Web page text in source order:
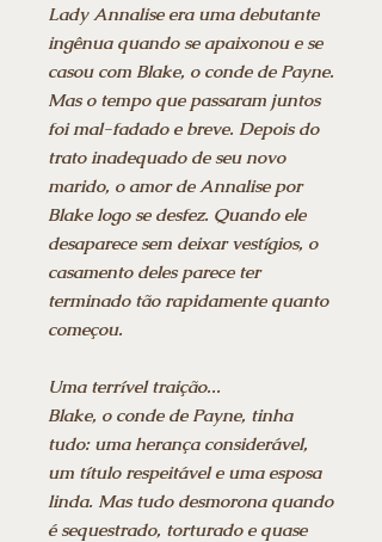
Lady Annalise era uma debutante
ingênua quando se apaixonou e se
casou com Blake, o conde de Payne.
Mas o tempo que passaram juntos
foi mal-fadado e breve. Depois do
trato inadequado de seu novo
marido, o amor de Annalise por
Blake logo se desfez. Quando ele
desaparece sem deixar vestígios, o
casamento deles parece ter
terminado tão rapidamente quanto
começou.
Uma terrível traição...
Blake, o conde de Payne, tinha
tudo: uma herança considerável,
um título respeitável e uma esposa
linda. Mas tudo desmorona quando
é sequestrado, torturado e quase